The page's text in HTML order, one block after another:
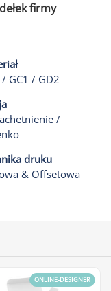
Więcej zdjęć
firmy
/ GC1 / GD2
/
druku
& Offsetowa
ONLINE-DESIGNER